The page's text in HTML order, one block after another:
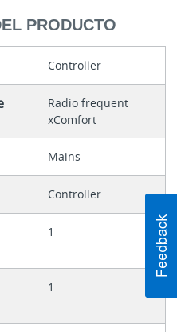
PRODUCTO
Controller
Radio frequent
xComfort
Mains
Controller
1
1